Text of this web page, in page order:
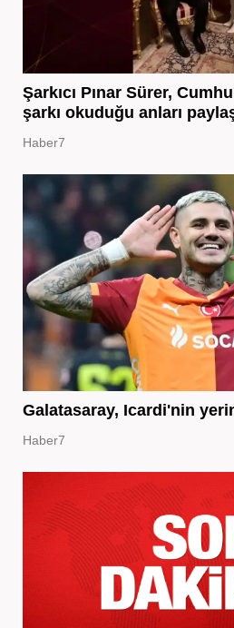
Şarkıcı Pınar Sürer,
şarkı okuduğu anları
Haber7
Galatasaray, Icardi'nin
Haber7